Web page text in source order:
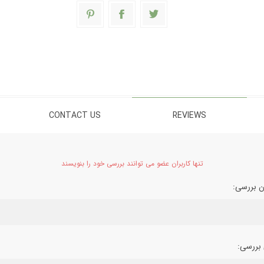
REVIEWS
CONTACT US
تنها کاربران عضو می توانند بررسی خود را بنویسند
بررسی:
بررسی: